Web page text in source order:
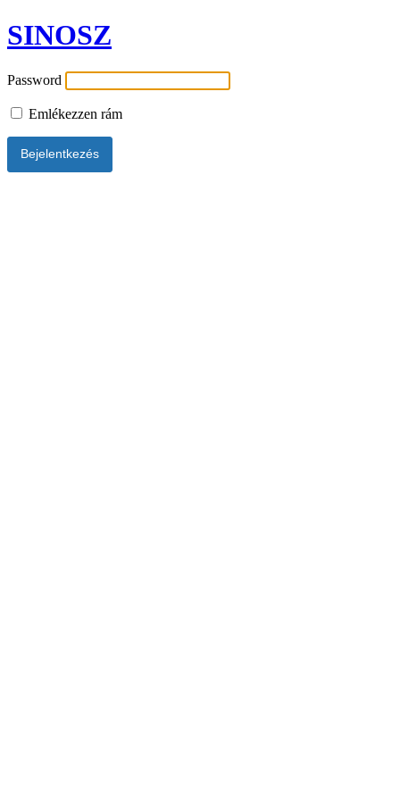
SINOSZ
Password
Emlékezzen rám